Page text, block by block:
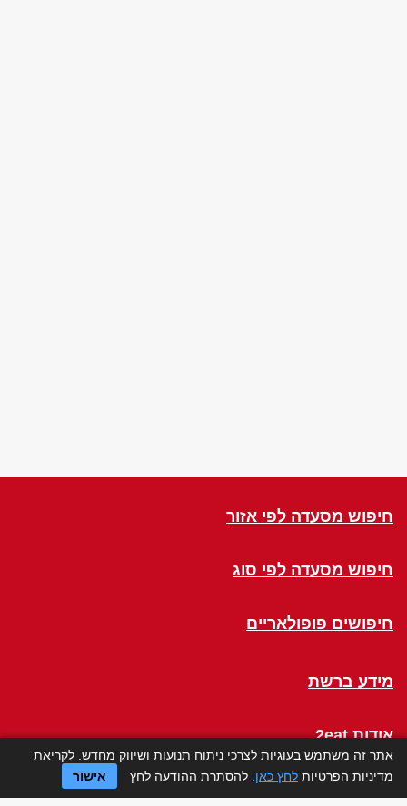
חיפוש מסעדה לפי אזור
חיפוש מסעדה לפי סוג
חיפושים פופולאריים
מידע ברשת
אודות 2eat
Click a Table
אתר זה משתמש בעוגיות לצרכי ניתוח תנועות ושיווק מחדש. לקריאת
מדיניות הפרטיות לחץ כאן . להסתרת ההודעה לחץ אישור